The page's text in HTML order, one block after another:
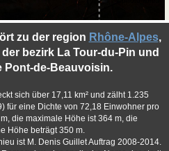
zu der region Rhône-Alpes,
der bezirk La Tour-du-Pin und
Pont-de-Beauvoisin.
sich über 17,11 km² und zälht 1.235
für eine Dichte von 72,18 Einwohner pro
die maximale Höhe ist 364 m, die
Höhe beträgt 350 m.
ist M. Denis Guillet Auftrag 2008-2014.